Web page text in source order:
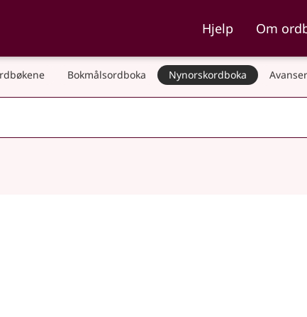
og NynorskordbokaHjelp Om
Bokmålsordboka Nynorskordboka